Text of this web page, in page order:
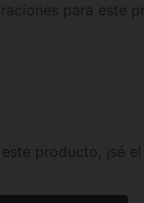
para este
producto, ¡sé